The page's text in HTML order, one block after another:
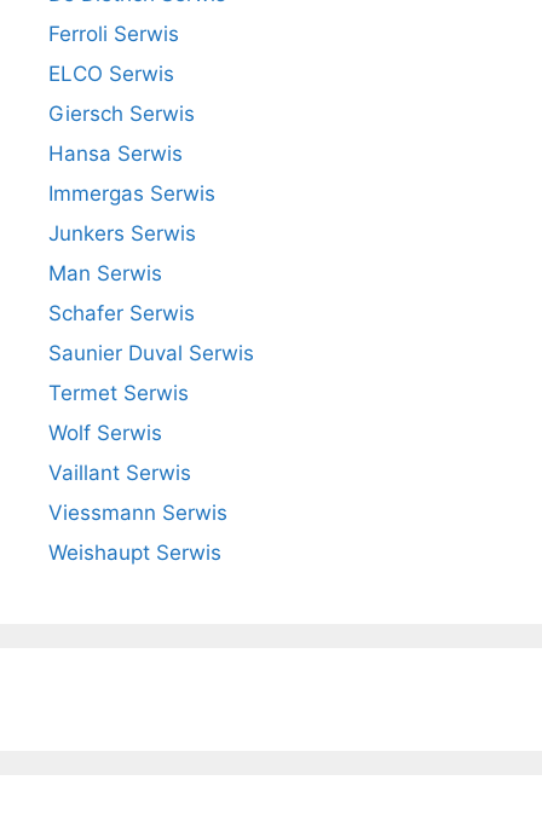
Ferroli Serwis
ELCO Serwis
Giersch Serwis
Hansa Serwis
Immergas Serwis
Junkers Serwis
Man Serwis
Schafer Serwis
Saunier Duval Serwis
Termet Serwis
Wolf Serwis
Vaillant Serwis
Viessmann Serwis
Weishaupt Serwis